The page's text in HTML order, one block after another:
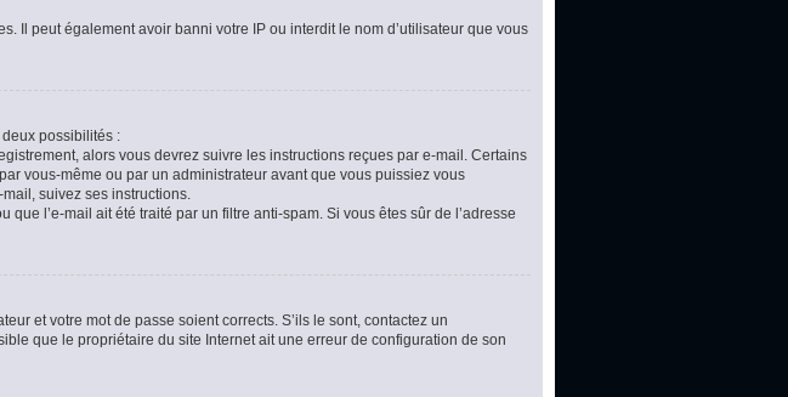
Il peut également avoir banni votre IP ou interdit le nom d’utilisateur que vous
deux possibilités :
alors vous devrez suivre les instructions reçues par e-mail. Certains
vous-même ou par un administrateur avant que vous puissiez vous
suivez ses instructions.
l’e-mail ait été traité par un filtre anti-spam. Si vous êtes sûr de l’adresse
et votre mot de passe soient corrects. S’ils le sont, contactez un
que le propriétaire du site Internet ait une erreur de configuration de son